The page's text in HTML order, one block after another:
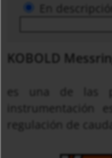
KOBOLD
instrumentación
regulación de